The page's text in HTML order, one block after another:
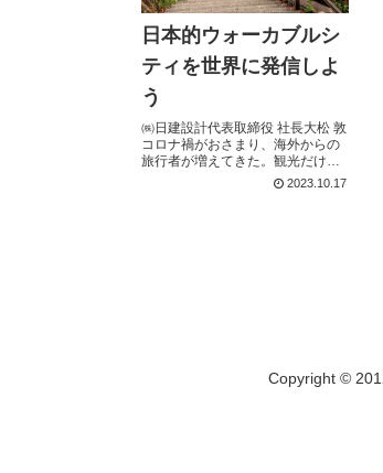
日本的ウォーカブルシ
ティを世界に発信しよ
う
㈱日建設計代表取締役 社長大松 敦
コロナ禍がおさまり、海外からの
旅行者が増えてきた。観光だけで
なく、日本の都市づくりを学びに
2023.10.17
Copyright ©